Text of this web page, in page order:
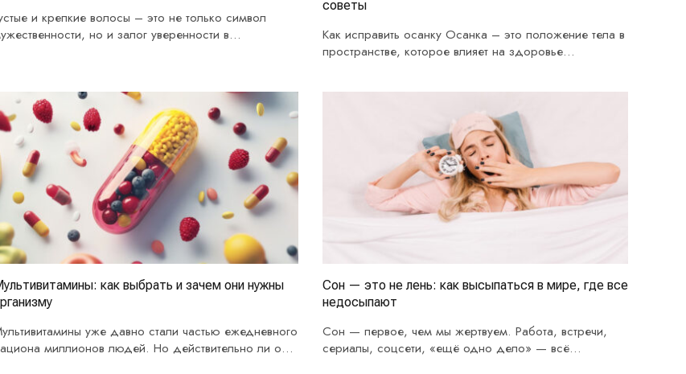
и крепкие волосы – это не только символ
но и залог уверенности в…
советы
Как исправить осанку Осанка – это положение тела в
пространстве, которое влияет на здоровье
как выбрать и зачем они нужны
уже давно стали частью ежедневного
миллионов людей. Но действительно ли они
Сон — это не лень: как высыпаться в мире, где все
недосыпают
Сон — первое, чем мы жертвуем. Работа, встречи,
сериалы, соцсети, «ещё одно дело» — всё…